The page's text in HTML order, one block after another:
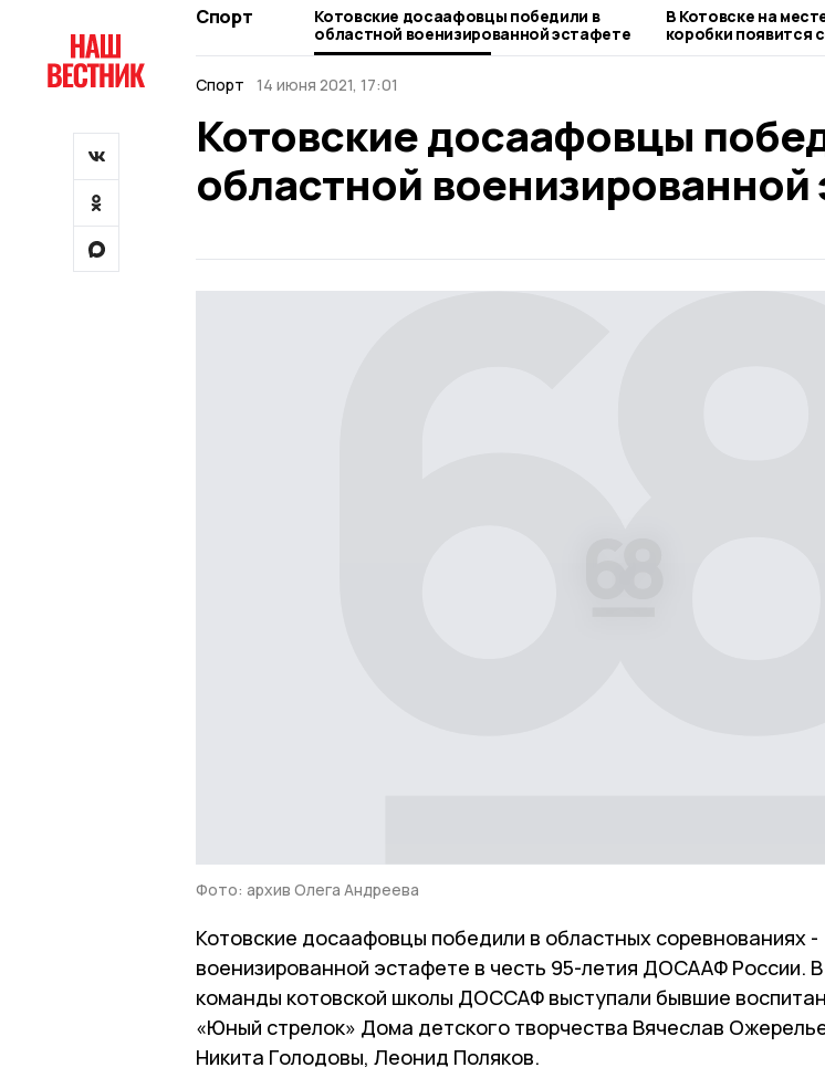
Спорт
Котовские досаафовцы победили в
областной военизированной эстафете
В Котовске на
коробки появится
спортивный объект
Спорт 14 июня 2021, 17:01
Котовские досаафовцы
областной военизированной
Фото: архив Олега Андреева
Котовские досаафовцы победили в областных соревнованиях -
военизированной эстафете в честь 95-летия ДОСААФ России.
команды котовской школы ДОССАФ выступали бывшие
«Юный стрелок» Дома детского творчества Вячеслав
Никита Голодовы, Леонид Поляков.